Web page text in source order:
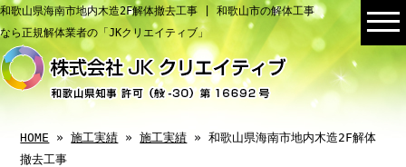
和歌山県海南市地内木造2F解体撤去工事 | 和歌山市の解体工事
なら正規解体業者の「JKクリエイティブ」
HOME »施工実績 »施工実績 » 和歌山県海南市地内木造2F解体
撤去工事